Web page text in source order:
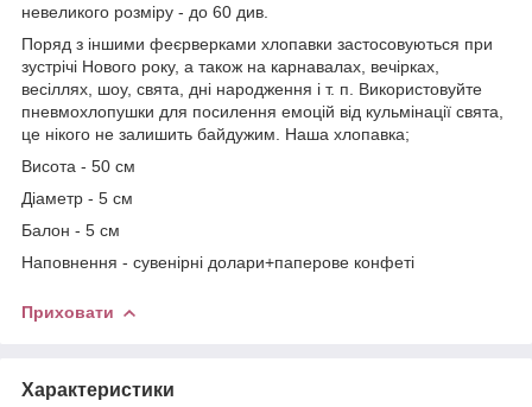
невеликого розміру - до 60 див.
Поряд з іншими феєрверками хлопавки застосовуються при
зустрічі Нового року, а також на карнавалах, вечірках,
весіллях, шоу, свята, дні народження і т. п. Використовуйте
пневмохлопушки для посилення емоцій від кульмінації свята,
це нікого не залишить байдужим. Наша хлопавка;
Висота - 50 см
Діаметр - 5 см
Балон - 5 см
Наповнення - сувенірні долари+паперове конфеті
Приховати
Характеристики